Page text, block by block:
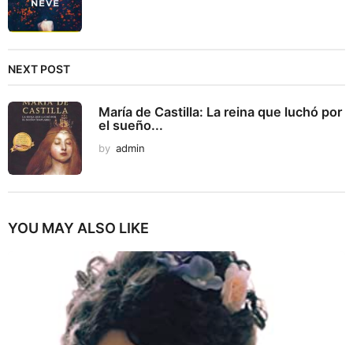
NEXT POST
María de Castilla: La reina que luchó por
el sueño...
by admin
YOU MAY ALSO LIKE